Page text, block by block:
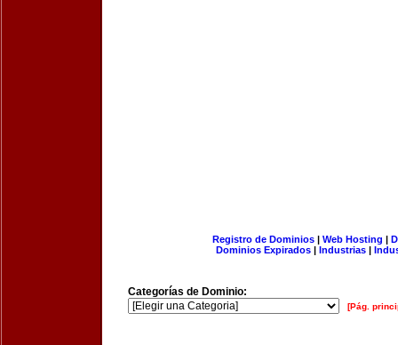
Registro de Dominios| Web Hosting |
Dominios Expirados | Industrias |
Categorías de Dominio:
[Pág.